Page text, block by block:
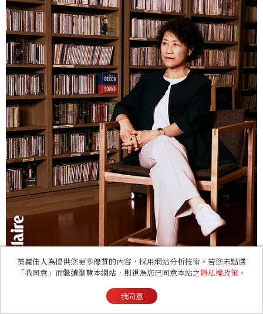
美麗佳人為提供您更多優質的內容，採用網站分析技術。若您未點選
「我同意」而繼續瀏覽本網站，則視為您已同意本站之隱私權政策 。
我同意